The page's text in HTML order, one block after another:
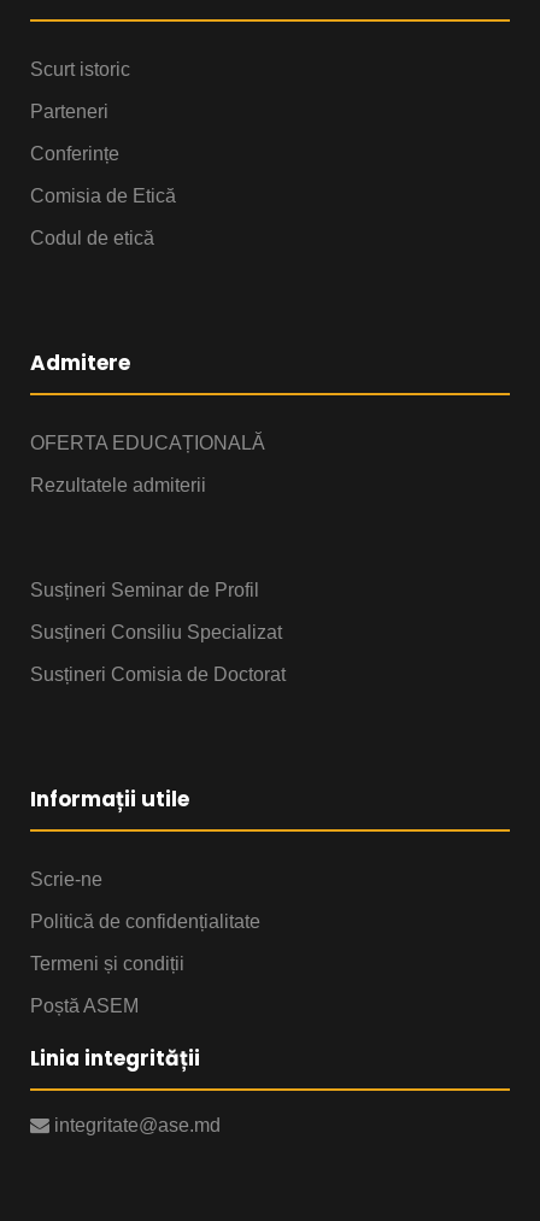
Scurt istoric
Parteneri
Conferințe
Comisia de Etică
Codul de etică
Admitere
OFERTA EDUCAȚIONALĂ
Rezultatele admiterii
Susțineri Seminar de Profil
Susțineri Consiliu Specializat
Susțineri Comisia de Doctorat
Informații utile
Scrie-ne
Politică de confidențialitate
Termeni și condiții
Poștă ASEM
Linia integrității
integritate@ase.md